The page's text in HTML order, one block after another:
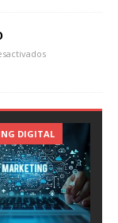
DIGITAL